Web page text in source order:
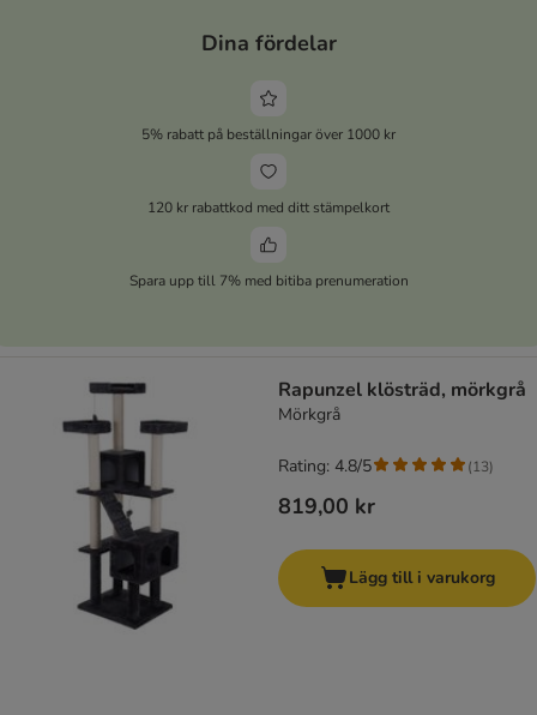
Dina fördelar
5% rabatt på beställningar över 1000 kr
120 kr rabattkod med ditt stämpelkort
Spara upp till 7% med bitiba prenumeration
Rapunzel klösträd, mörkgrå
Mörkgrå
819,00 kr
Rating: 4.8/5 (13)
Lägg till i varukorg